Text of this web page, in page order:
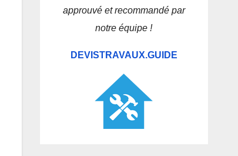
approuvé et recommandé par
notre équipe !
DEVISTRAVAUX.GUIDE